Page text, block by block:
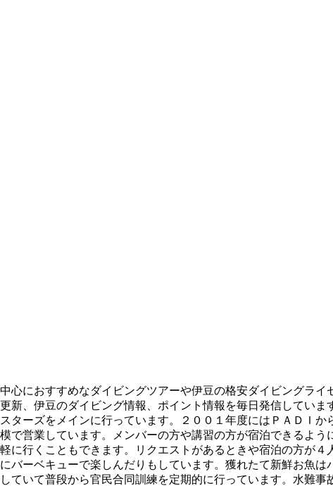
心におすすめなダイビングツアーや伊豆の格安ダイビングラ
新、伊豆のダイビング情報、ポイント情報を毎日発信してい
ターズをメインに行っています。２００１年度にはＰＡＤＩ
で営業しています。メンバーの方や講習の方が宿泊できるよ
に行くこともできます。リクエストがあるときや宿泊の方が
バーベキューで楽しんだりもしています。獲れたて新鮮お魚
ていて普段から官民合同訓練を定期的に行っています。水難